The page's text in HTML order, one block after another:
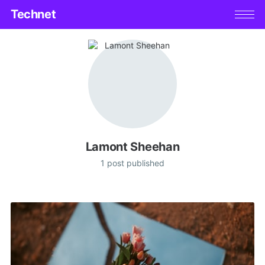
Technet
Lamont Sheehan
1 post published